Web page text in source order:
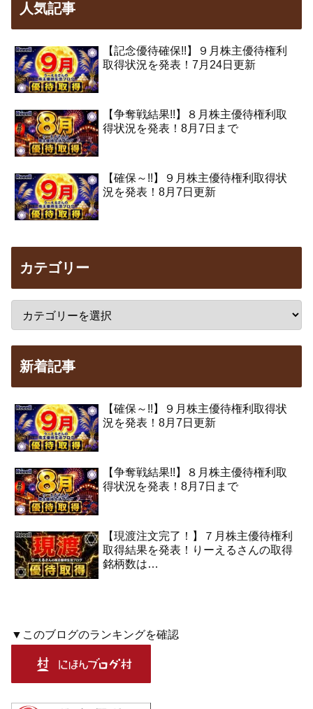
人気記事
【記念優待確保!!】９月株主優待権利
取得状況を発表！7月24日更新
【争奪戦結果!!】８月株主優待権利取
得状況を発表！8月7日まで
【確保～!!】９月株主優待権利取得状
況を発表！8月7日更新
カテゴリー
新着記事
【確保～!!】９月株主優待権利取得状
況を発表！8月7日更新
【争奪戦結果!!】８月株主優待権利取
得状況を発表！8月7日まで
【現渡注文完了！】７月株主優待権利
取得結果を発表！りーえるさんの取得
銘柄数は…
▼このブログのランキングを確認